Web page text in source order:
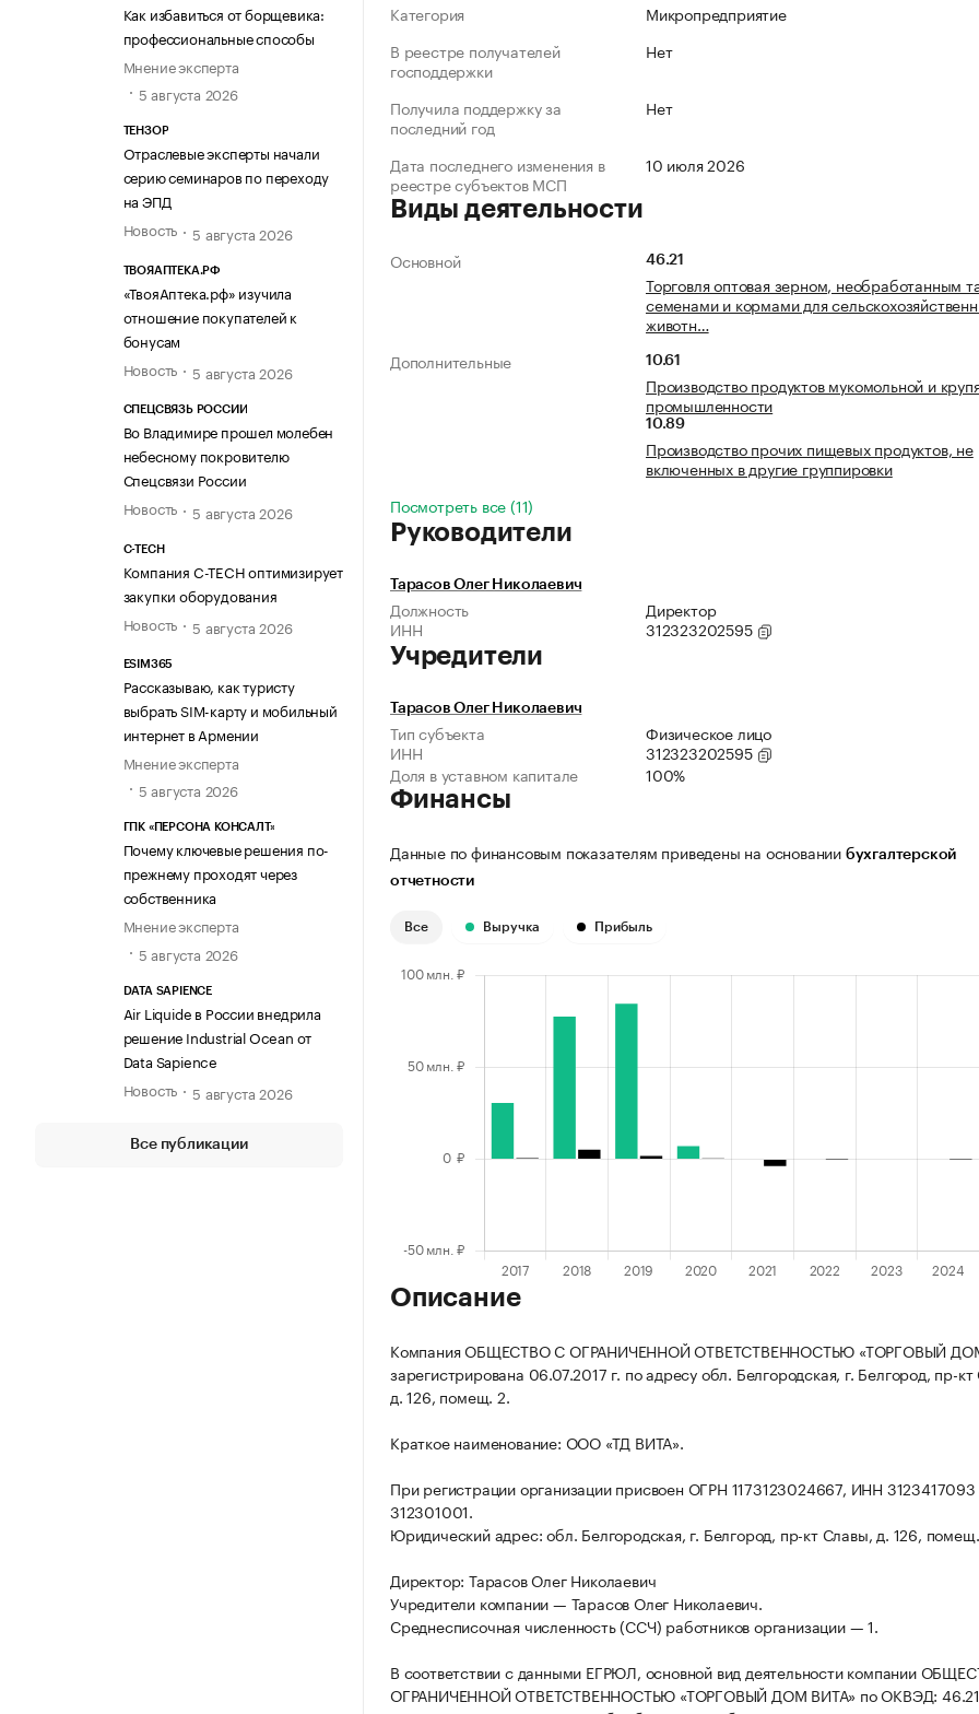
Как избавиться от борщевика:
профессиональные способы
Мнение эксперта
5 августа 2026
ТЕНЗОР
Отраслевые эксперты начали
серию семинаров по переходу
на ЭПД
Новость
5 августа 2026
ТВОЯАПТЕКА.РФ
«ТвояАптека.рф» изучила
отношение покупателей к
бонусам
Новость
5 августа 2026
СПЕЦСВЯЗЬ РОССИИ
Во Владимире прошел молебен
небесному покровителю
Спецсвязи России
Новость
5 августа 2026
C-TECH
Компания C-TECH оптимизирует
закупки оборудования
Новость
5 августа 2026
ESIM365
Рассказываю, как туристу
выбрать SIM-карту и мобильный
интернет в Армении
Мнение эксперта
5 августа 2026
ГПК «ПЕРСОНА КОНСАЛТ»
Почему ключевые решения по-
прежнему проходят через
собственника
Мнение эксперта
5 августа 2026
DATA SAPIENCE
Air Liquide в России внедрила
решение Industrial Ocean от
Data Sapience
Новость
5 августа 2026
Все публикации
Категория
Микропредприятие
В реестре получателей
господдержки
Нет
Получила поддержку за
последний год
Нет
Дата последнего изменения в
реестре субъектов МСП
10 июля 2026
Виды деятельности
Основной 46.21
Торговля оптовая зерном, необработанным
семенами и кормами для
животн…
Дополнительные
10.61
Производство продуктов мукомольной и
промышленности
10.89
Производство прочих пищевых продуктов, не
включенных в другие группировки
Посмотреть все (11)
Руководители
Тарасов Олег Николаевич
Должность
Директор
ИНН
312323202595
Учредители
Тарасов Олег Николаевич
Тип субъекта
Физическое лицо
ИНН
312323202595
Доля в уставном капитале
100%
Финансы
Данные по финансовым показателям приведены на основании бухгалтерской
отчетности
Все Выручка Прибыль
Описание
Компания ОБЩЕСТВО С ОГРАНИЧЕННОЙ ОТВЕТСТВЕННОСТЬЮ «ТОРГОВЫЙ
зарегистрирована 06.07.2017 г. по адресу обл. Белгородская, г. Белгород, пр-
д. 126, помещ. 2.
Краткое наименование: ООО «ТД ВИТА».
При регистрации организации присвоен ОГРН 1173123024667, ИНН
312301001.
Юридический адрес: обл. Белгородская, г. Белгород, пр-кт Славы, д. 126,
Директор: Тарасов Олег Николаевич
Учредители компании — Тарасов Олег Николаевич.
Среднесписочная численность (ССЧ) работников организации — 1.
В соответствии с данными ЕГРЮЛ, основной вид деятельности компании
ОГРАНИЧЕННОЙ ОТВЕТСТВЕННОСТЬЮ «ТОРГОВЫЙ ДОМ ВИТА» по ОКВЭД: 46.21